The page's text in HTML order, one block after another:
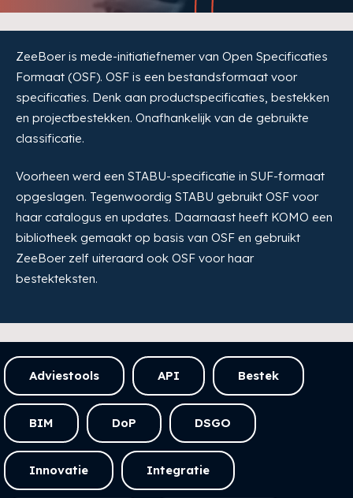
ZeeBoer is mede-initiatiefnemer van Open Specificaties
Formaat (OSF). OSF is een bestandsformaat voor
specificaties. Denk aan productspecificaties, bestekken
en projectbestekken. Onafhankelijk van de gebruikte
classificatie.
Voorheen werd een STABU-specificatie in SUF-formaat
opgeslagen. Tegenwoordig STABU gebruikt OSF voor
haar catalogus en updates. Daarnaast heeft KOMO een
bibliotheek gemaakt op basis van OSF en gebruikt
ZeeBoer zelf uiteraard ook OSF voor haar
bestekteksten.
Adviestools API Bestek
BIM DoP DSGO
Innovatie Integratie